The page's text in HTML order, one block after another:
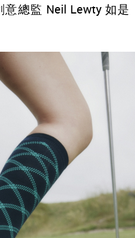
意總監 Neil Lewty 如是